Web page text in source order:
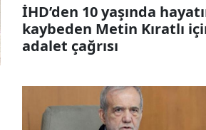
İHD’den 10 yaşında
kaybeden Metin Kıratlı
adalet çağrısı